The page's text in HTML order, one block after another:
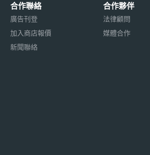
合作聯絡
廣告刊登
加入商店報價
新聞聯絡
合作夥伴
法律顧問
媒體合作